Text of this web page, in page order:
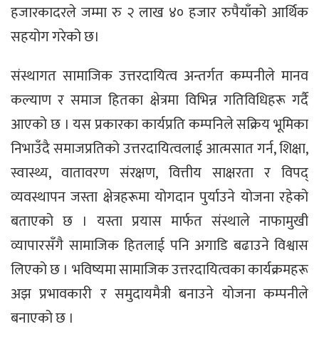
हजारकादरले जम्मा रु २ लाख ४० हजार रुपैयाँको आर्थिक
सहयोग गरेको छ।
संस्थागत सामाजिक उत्तरदायित्व अन्तर्गत कम्पनीले मानव
कल्याण र समाज हितका क्षेत्रमा विभिन्न गतिविधिहरू गर्दै
आएको छ । यस प्रकारका कार्यप्रति कम्पनिले सक्रिय भूमिका
निभाउँदै समाजप्रतिको उत्तरदायित्वलाई आत्मसात गर्न, शिक्षा,
स्वास्थ्य, वातावरण संरक्षण, वित्तीय साक्षरता र विपद्
व्यवस्थापन जस्ता क्षेत्रहरूमा योगदान पुर्याउने योजना रहेको
बताएको छ । यस्ता प्रयास मार्फत संस्थाले नाफामुखी
व्यापारसँगै सामाजिक हितलाई पनि अगाडि बढाउने विश्वास
लिएको छ । भविष्यमा सामाजिक उत्तरदायित्वका कार्यक्रमहरू
अझ प्रभावकारी र समुदायमैत्री बनाउने योजना कम्पनीले
बनाएको छ ।